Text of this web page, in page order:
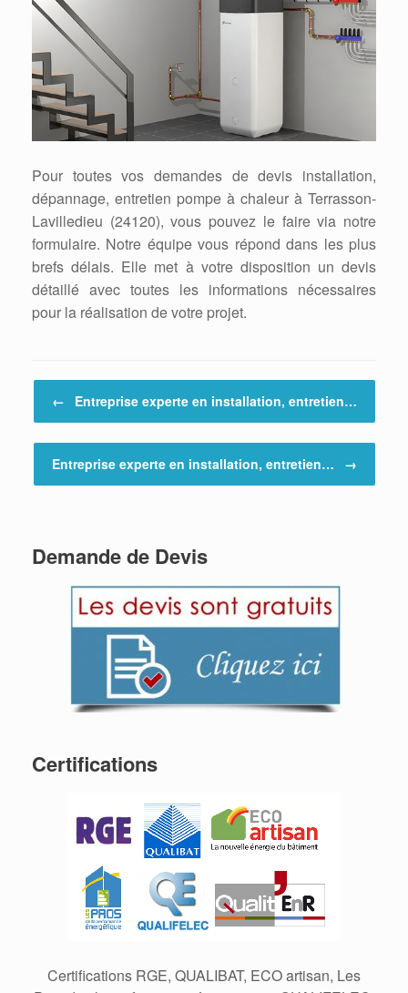
Pour toutes vos demandes de devis installation,
dépannage, entretien pompe à chaleur à Terrasson-
Lavilledieu (24120), vous pouvez le faire via notre
formulaire. Notre équipe vous répond dans les plus
brefs délais. Elle met à votre disposition un devis
détaillé avec toutes les informations nécessaires
pour la réalisation de votre projet.
← Entreprise experte en installation, entretien…
Entreprise experte en installation, entretien… →
Demande de Devis
Certifications
Certifications RGE, QUALIBAT, ECO artisan, Les